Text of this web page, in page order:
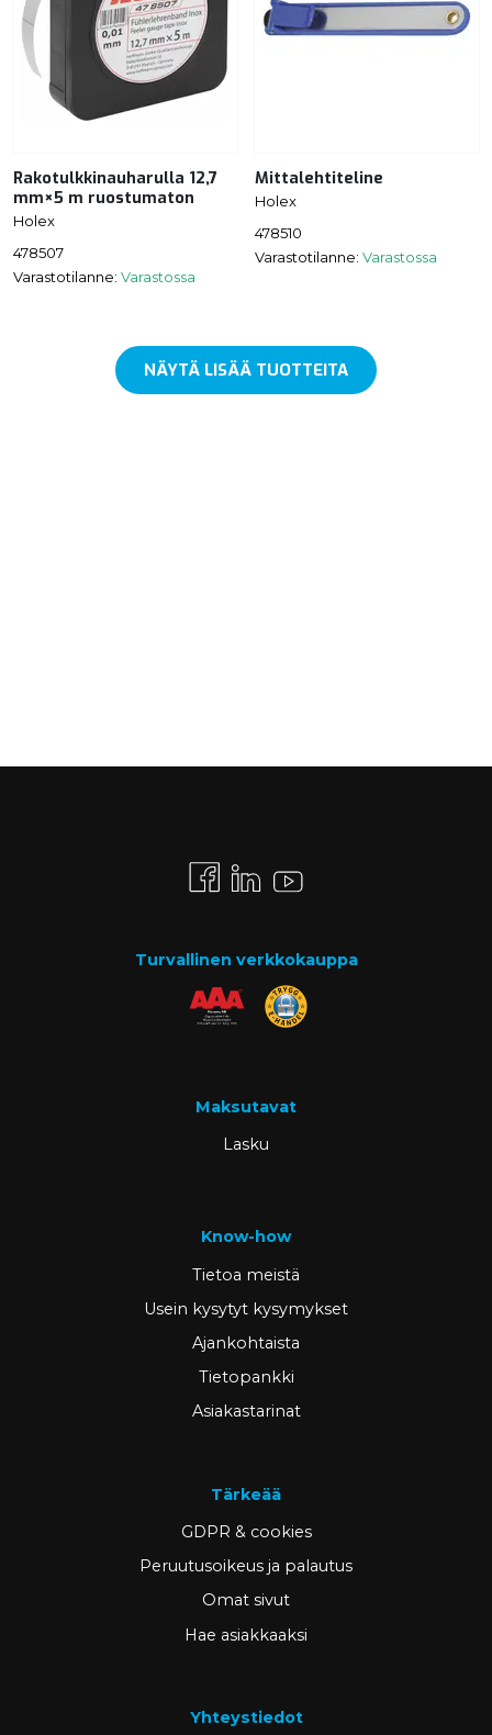
Rakotulkkinauharulla 12,7
mm×5 m ruostumaton
Holex
478507
Varastotilanne: Varastossa
Mittalehtiteline
Holex
478510
Varastotilanne: Varastossa
NÄYTÄ LISÄÄ TUOTTEITA
Turvallinen verkkokauppa
Maksutavat
Lasku
Know-how
Tietoa meistä
Usein kysytyt kysymykset
Ajankohtaista
Tietopankki
Asiakastarinat
Tärkeää
GDPR & cookies
Peruutusoikeus ja palautus
Omat sivut
Hae asiakkaaksi
Yhteystiedot